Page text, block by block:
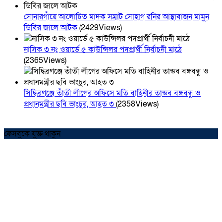
সোনারগাঁয়ে আলোচিত মাদক সম্রাট সোহাগ রনির আস্থাবাজন মামুন
ডিবির জালে আটক(2429Views)
নাসিক ৩ নং ওয়ার্ডে ৫ কাউন্সিলর পদপ্রার্থী নির্বাচনী মাঠে
(2365Views)
সিদ্ধিরগঞ্জে তাঁতী লীগের অফিসে মতি বাহিনীর তান্ডব বঙ্গবন্ধু ও
প্রধানমন্ত্রীর ছবি ভাংচুর, আহত ৩(2358Views)
ফেসবুকে যুক্ত থাকুন